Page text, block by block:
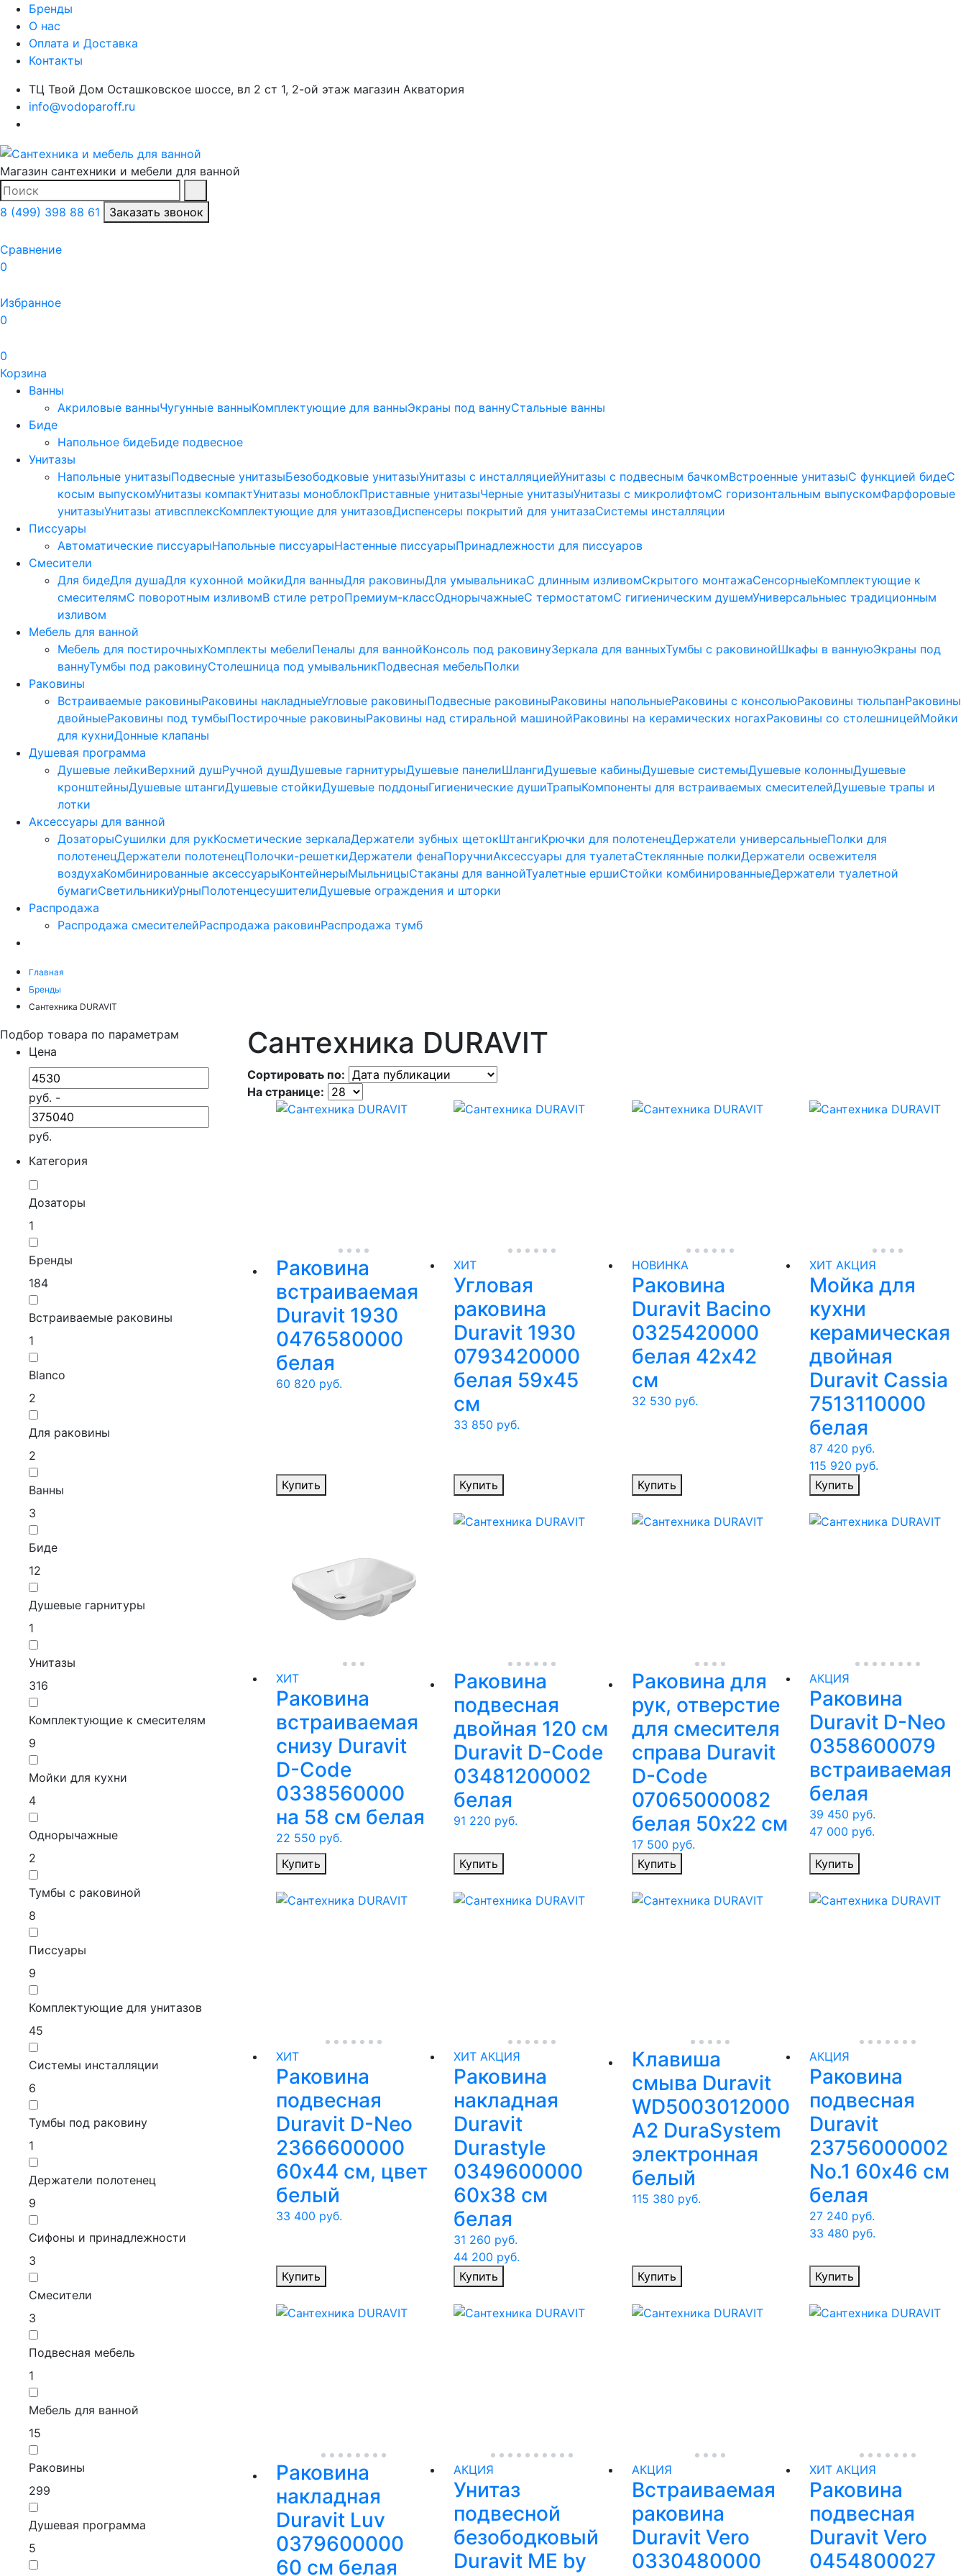
Бренды
О нас
Оплата и Доставка
Контакты
ТЦ Твой Дом Осташковское шоссе, вл 2 ст 1, 2-ой этаж магазин Акватория
info@vodoparoff.ru
Магазин сантехники и мебели для ванной
Поиск
8 (499) 398 88 61
Заказать звонок
Сравнение
0
Избранное
0
0
Корзина
Ванны
Акриловые ванныЧугунные ванныКомплектующие для ванныЭкраны под ваннуСтальные ванны
Биде
Напольное бидеБиде пoдвеснoе
Унитазы
Напольные унитазыПодвесные унитазыБезободковые унитазыУнитазы с инсталляциейУнитазы с подвесным бачкомВстроенные унитазыС функцией бидеС
косым выпускомУнитазы компактУнитазы моноблокПриставные унитазыЧерные унитазыУнитазы с микролифтомC горизонтальным выпускомФарфоровые
унитазыУнитазы ативсплексКомплектующие для унитазовДиспенсеры покрытий для унитазаСистемы инсталляции
Писсуары
Автоматические писсуарыНапольные писсуарыНастенные писсуарыПринадлежности для писсуаров
Смесители
Для бидеДля душаДля кухонной мойкиДля ванныДля раковиныДля умывальникаС длинным изливомСкрытого монтажаСенсорныеКомплектующие к
смесителямС поворотным изливомВ стиле ретроПремиум-классОднорычажныеС термостатомС гигиеническим душемУниверсальныес традиционным
изливом
Мебель для ванной
Мебель для постирочныхКомплекты мебелиПеналы для ваннойКонсоль под раковинуЗеркала для ванныхТумбы с раковинойШкафы в ваннуюЭкраны под
ваннуТумбы под раковинуСтолешница под умывальникПодвесная мебельПолки
Раковины
Встраиваемые раковиныРаковины накладныеУгловые раковиныПодвесные раковиныРаковины напольныеРаковины с консольюРаковины тюльпанРаковины
двойныеРаковины под тумбыПостирочные раковиныРаковины над стиральной машинойРаковины на керамических ногахРаковины со столешницейМойки
для кухниДонные клапаны
Душевая программа
Душевые лейкиВерхний душРучной душДушевые гарнитурыДушевые панелиШлангиДушевые кабиныДушевые системыДушевые колонныДушевые
кронштейныДушевые штангиДушевые стойкиДушевые поддоныГигиенические душиТрапыКомпоненты для встраиваемых смесителейДушевые трапы и
лотки
Аксессуары для ванной
ДозаторыСушилки для рукКосметические зеркалаДержатели зубных щетокШтангиКрючки для полотенецДержатели универсальныеПолки для
полотенецДержатели полотенецПолочки-решеткиДержатели фенаПоручниАксессуары для туалетаСтеклянные полкиДержатели освежителя
воздухаКомбинированные аксессуарыКонтейнерыМыльницыСтаканы для ваннойТуалетные ершиСтойки комбинированныеДержатели туалетной
бумагиСветильникиУрныПолотенцесушителиДушевые ограждения и шторки
Распродажа
Распродажа смесителейРаспродажа раковинРаспродажа тумб
Главная
Бренды
Сантехника DURAVIT
Подбор товара по параметрам
Цена
руб. -
руб.
Категория
Дозаторы
1
Бренды
184
Встраиваемые раковины
1
Blanco
2
Для раковины
2
Ванны
3
Биде
12
Душевые гарнитуры
1
Унитазы
316
Комплектующие к смесителям
9
Мойки для кухни
4
Однорычажные
2
Тумбы с раковиной
8
Писсуары
9
Комплектующие для унитазов
45
Системы инсталляции
6
Тумбы под раковину
1
Держатели полотенец
9
Сифоны и принадлежности
3
Смесители
3
Подвесная мебель
1
Мебель для ванной
15
Раковины
299
Душевая программа
5
Сантехника DURAVIT
Сортировать по:
На странице:
Раковина
встраиваемая
Duravit 1930
0476580000
белая
60 820 руб.
Купить
ХИТ
Угловая
раковина
Duravit 1930
0793420000
белая 59х45
см
33 850 руб.
Купить
НОВИНКА
Раковина
Duravit Bacino
0325420000
белая 42х42
см
32 530 руб.
Купить
ХИТ АКЦИЯ
Мойка для
кухни
керамическая
двойная
Duravit Cassia
7513110000
белая
87 420 руб.
115 920 руб.
Купить
ХИТ
Раковина
встраиваемая
снизу Duravit
D-Code
0338560000
на 58 см белая
22 550 руб.
Купить
Раковина
подвесная
двойная 120 см
Duravit D-Code
03481200002
белая
91 220 руб.
Купить
Раковина для
рук, отверстие
для смесителя
справа Duravit
D-Code
07065000082
белая 50х22 см
17 500 руб.
Купить
АКЦИЯ
Раковина
Duravit D-Neo
0358600079
встраиваемая
белая
39 450 руб.
47 000 руб.
Купить
ХИТ
Раковина
подвесная
Duravit D-Neo
2366600000
60х44 см, цвет
белый
33 400 руб.
Купить
ХИТ АКЦИЯ
Раковина
накладная
Duravit
Durastyle
0349600000
60х38 см
белая
31 260 руб.
44 200 руб.
Купить
Клавиша
смыва Duravit
WD5003012000
A2 DuraSystem
электронная
белый
115 380 руб.
Купить
АКЦИЯ
Раковина
подвесная
Duravit
23756000002
No.1 60х46 см
белая
27 240 руб.
33 480 руб.
Купить
Раковина
накладная
Duravit Luv
0379600000
60 см белая
АКЦИЯ
Унитаз
подвесной
безободковый
Duravit ME by
АКЦИЯ
Встраиваемая
раковина
Duravit Vero
0330480000
ХИТ АКЦИЯ
Раковина
подвесная
Duravit Vero
0454800027